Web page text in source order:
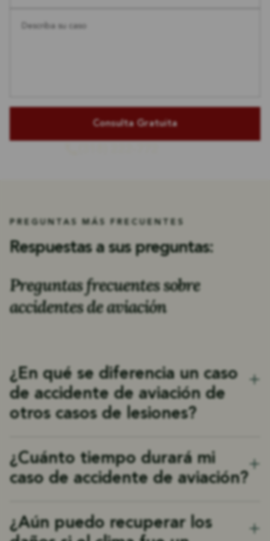
Describa su caso
PREGUNTAS MÁS FRECUENTES
Respuestas a sus preguntas:
Preguntas frecuentes sobre
accidentes de aviación
¿En qué se diferencia un caso
de accidente de aviación de
otros casos de lesiones?
federales complejas, múltiples demandados
potenciales y, a menudo, consideraciones de
estos aspectos únicos nos ayuda a construir casos
más sólidos y anticipar los desafíos antes de que
¿Cuánto tiempo durará mi
caso de accidente de aviación?
menudo requieren más tiempo que los casos de
¿Aún puedo recuperar los